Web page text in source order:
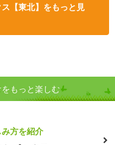
【東北】をもっと見
もっと楽しむ
方を紹介